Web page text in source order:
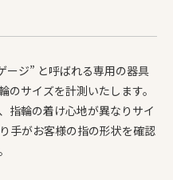
ージ” と呼ばれる専用の器具
サイズを計測いたします。
指輪の着け心地が異なりサイ
手がお客様の指の形状を確認